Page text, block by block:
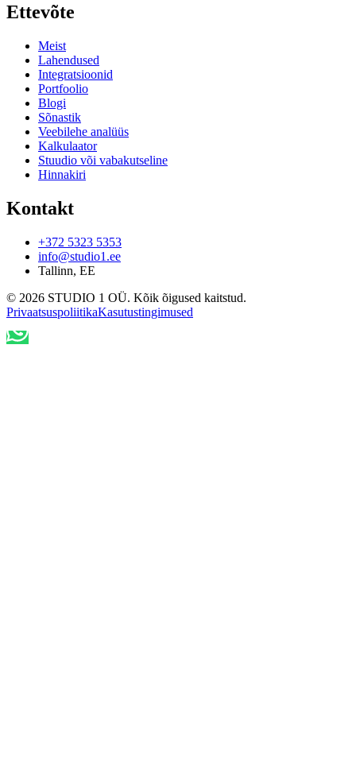
Ettevõte
Meist
Lahendused
Integratsioonid
Portfoolio
Blogi
Sõnastik
Veebilehe analüüs
Kalkulaator
Stuudio või vabakutseline
Hinnakiri
Kontakt
+372 5323 5353
info@studio1.ee
Tallinn, EE
© 2026 STUDIO 1 OÜ. Kõik õigused kaitstud.
PrivaatsuspoliitikaKasutustingimused